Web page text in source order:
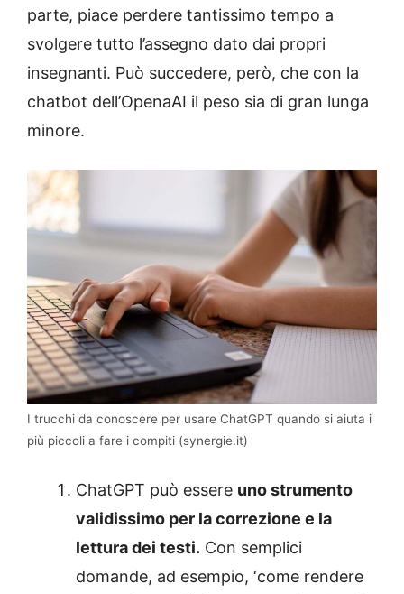
parte, piace perdere tantissimo tempo a
svolgere tutto l’assegno dato dai propri
insegnanti. Può succedere, però, che con la
chatbot dell’OpenaAI il peso sia di gran lunga
minore.
I trucchi da conoscere per usare ChatGPT quando si aiuta i
più piccoli a fare i compiti (synergie.it)
ChatGPT può essere uno strumento
validissimo per la correzione e la
lettura dei testi. Con semplici
domande, ad esempio, ‘come rendere